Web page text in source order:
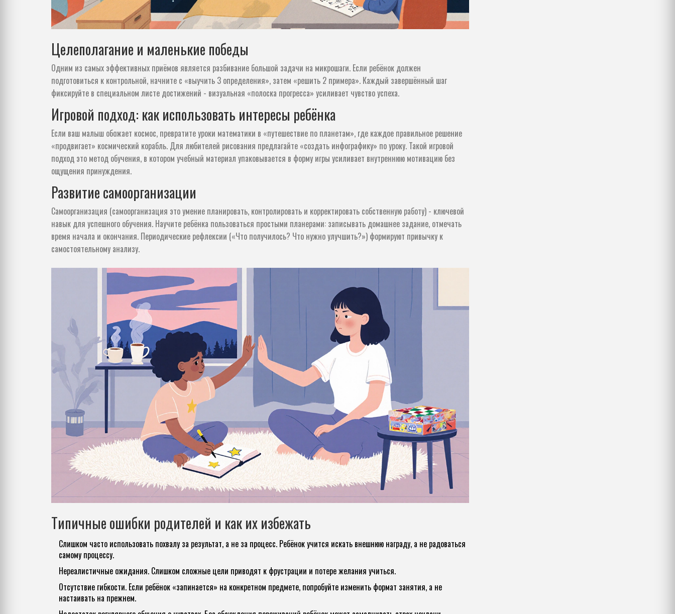
Целеполагание и маленькие победы
Одним из самых эффективных приёмов является разбивание большой задачи на микрошаги. Если ребёнок должен
подготовиться к контрольной, начните с «выучить 3 определения», затем «решить 2 примера». Каждый завершённый шаг
фиксируйте в специальном листе достижений - визуальная «полоска прогресса» усиливает чувство успеха.
Игровой подход: как использовать интересы ребёнка
Если ваш малыш обожает космос, превратите уроки математики в «путешествие по планетам», где каждое правильное решение
«продвигает» космический корабль. Для любителей рисования предлагайте «создать инфографику» по уроку. Такой игровой
подход это метод обучения, в котором учебный материал упаковывается в форму игры усиливает внутреннюю мотивацию без
ощущения принуждения.
Развитие самоорганизации
Самоорганизация (самоорганизация это умение планировать, контролировать и корректировать собственную работу) - ключевой
навык для успешного обучения. Научите ребёнка пользоваться простыми планерами: записывать домашнее задание, отмечать
время начала и окончания. Периодические рефлексии («Что получилось? Что нужно улучшить?») формируют привычку к
самостоятельному анализу.
Типичные ошибки родителей и как их избежать
Слишком часто использовать похвалу за результат, а не за процесс. Ребёнок учится искать внешнюю награду, а не радоваться
самому процессу.
Нереалистичные ожидания. Слишком сложные цели приводят к фрустрации и потере желания учиться.
Отсутствие гибкости. Если ребёнок «запинается» на конкретном предмете, попробуйте изменить формат занятия, а не
настаивать на прежнем.